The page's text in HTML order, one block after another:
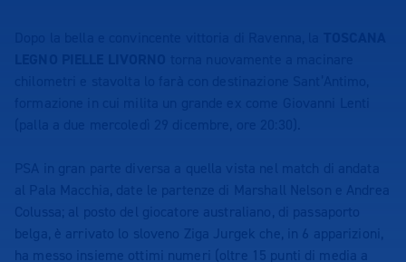
ha messo insieme ottimi numeri (oltre 15 punti di media a